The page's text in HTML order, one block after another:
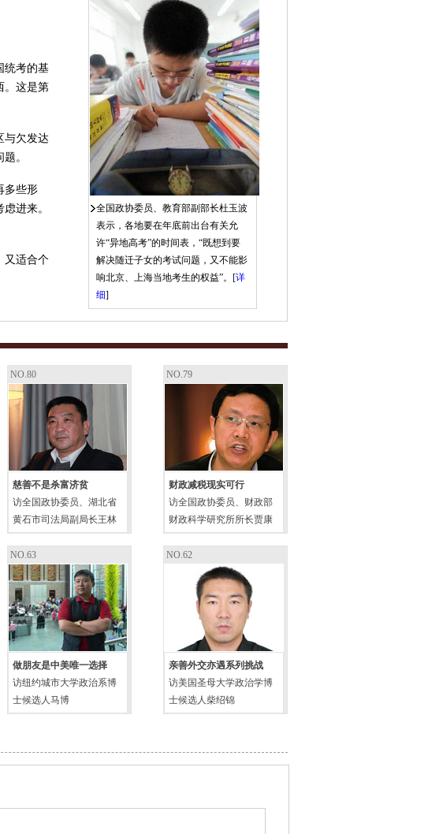
统考的基
。这是第
与欠发达
。
多些形
进来。
又适合个
全国政协委员、教育部副部长杜玉波
表示，各地要在年底前出台有关允
许“异地高考”的时间表，“既想到要
解决随迁子女的考试问题，又不能影
响北京、上海当地考生的权益”。[详
细]
NO.80
慈善不是杀富济贫
访全国政协委员、湖北省
黄石市司法局副局长王林
NO.79
财政减税现实可行
访全国政协委员、财政部
财政科学研究所所长贾康
NO.63
做朋友是中美唯一选择
访纽约城市大学政治系博
士候选人马博
NO.62
亲善外交亦遇系列挑战
访美国圣母大学政治学博
士候选人柴绍锦